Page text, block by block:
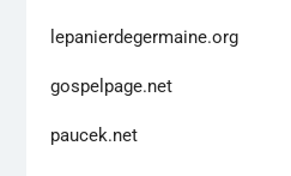
lepanierdegermaine.org
gospelpage.net
paucek.net